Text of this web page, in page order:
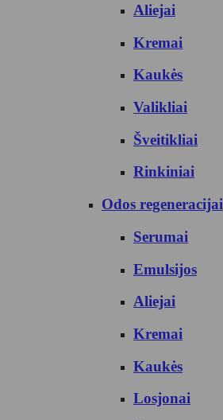
Aliejai
Kremai
Kaukės
Valikliai
Šveitikliai
Rinkiniai
Odos regeneracijai
Serumai
Emulsijos
Aliejai
Kremai
Kaukės
Losjonai